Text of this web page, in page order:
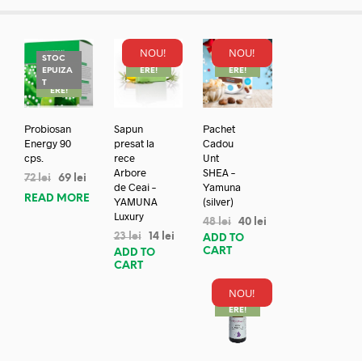
STOC
EPUIZA
TREDUC
ERE!
Probiosan
Energy 90
cps.
72lei 69 lei
READ MORE
NOU!
REDUC
ERE!
Sapun
presat la
rece
Arbore
de Ceai –
YAMUNA
Luxury
23lei 14 lei
ADD TO
CART
NOU!
REDUC
ERE!
Pachet
Cadou
Unt
SHEA –
Yamuna
(silver)
48lei 40 lei
ADD TO
CART
NOU!
REDUC
ERE!